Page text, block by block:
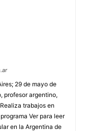
29 de mayo de
profesor argentino,
trabajos en
Ver para leer
en la Argentina de